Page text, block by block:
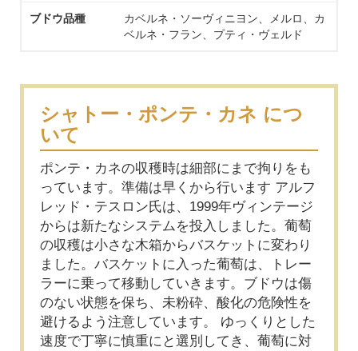
ブドウ品種
カベルネ・ソーヴィニヨン、メルロ、カ
ベルネ・フラン、プティ・ヴェルド
シャトー・ポンテ・カネ につ
いて
ポンテ・カネの収穫時は細部にまで拘りをも
っています。準備は早くから行います アルフ
レッド・テスロン氏は、1999年ヴィンテージ
からは新たなシステムを投入しました。葡萄
の収穫は小さな木箱からバスケットに変わり
ました。バスケットに入った葡萄は、トレー
ラーに乗って移動していきます。ブドウは傷
のない状態を保ち、未粉砕、酸化の危険性を
避けるよう注意しています。 ゆっくりとした
速度で丁寧に慎重にと選別してき、葡萄に対